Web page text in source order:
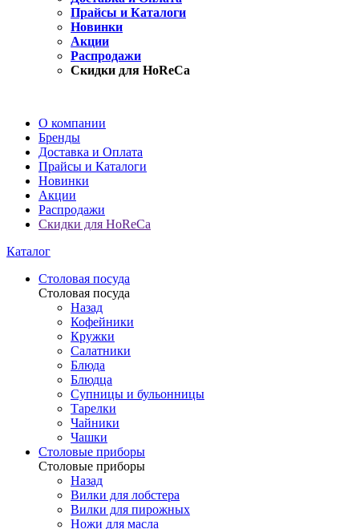
Прайсы и Каталоги
Новинки
Акции
Распродажи
Скидки для HoReCa
О компании
Бренды
Доставка и Оплата
Прайсы и Каталоги
Новинки
Акции
Распродажи
Скидки для HoReCa
Каталог
Столовая посуда
Столовая посуда
Назад
Кофейники
Кружки
Салатники
Блюда
Блюдца
Супницы и бульонницы
Тарелки
Чайники
Чашки
Cтоловые приборы
Cтоловые приборы
Назад
Вилки для лобстера
Вилки для пирожных
Ножи для масла